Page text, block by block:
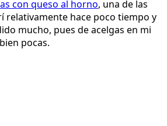
con queso al horno, una de las
relativamente hace poco tiempo y
mucho, pues de acelgas en mi
pocas.